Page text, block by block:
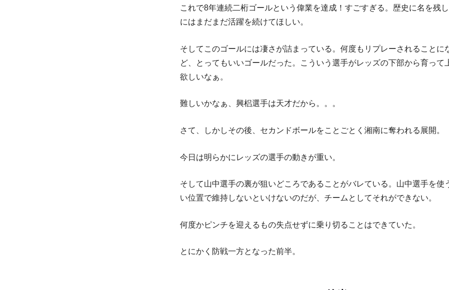
これで8年連続二桁ゴールという偉業を達成！すごすぎる。歴史に名を残
にはまだまだ活躍を続けてほしい。
そしてこのゴールには凄さが詰まっている。何度もリプレーされることに
ど、とってもいいゴールだった。こういう選手がレッズの下部から育って
欲しいなぁ。
難しいかなぁ、興梠選手は天才だから。。。
さて、しかしその後、セカンドボールをことごとく湘南に奪われる展開。
今日は明らかにレッズの選手の動きが重い。
そして山中選手の裏が狙いどころであることがバレている。山中選手を使
い位置で維持しないといけないのだが、チームとしてそれができない。
何度かピンチを迎えるもの失点せずに乗り切ることはできていた。
とにかく防戦一方となった前半。